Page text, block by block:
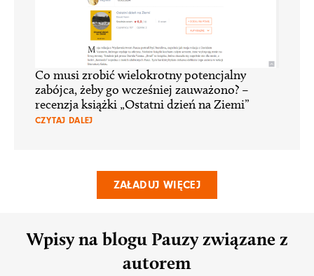
Co musi zrobić wielokrotny potencjalny
zabójca, żeby go wcześniej zauważono? –
recenzja książki „Ostatni dzień na Ziemi”
CZYTAJ DALEJ
ZAŁADUJ WIĘCEJ
Wpisy na blogu Pauzy związane z
autorem